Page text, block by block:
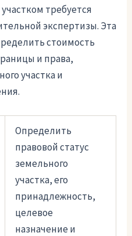
требуется
экспертизы. Эта
стоимость
и права,
участка и
Определить
правовой статус
земельного
участка, его
принадлежность,
целевое
назначение и